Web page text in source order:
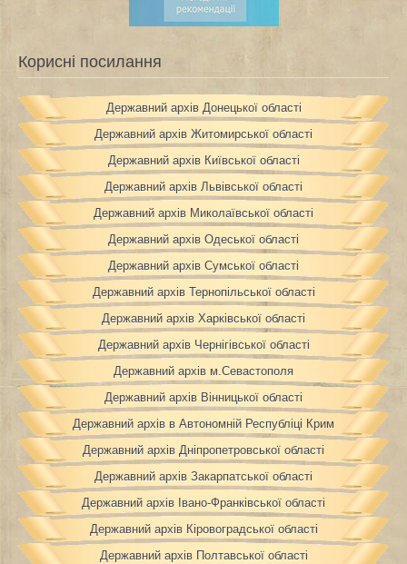
Корисні посилання
Державний архів Донецької області
Державний архів Житомирської області
Державний архів Київської області
Державний архів Львівської області
Державний архів Миколаївської області
Державний архів Одеської області
Державний архів Сумської області
Державний архів Тернопільської області
Державний архів Харківської області
Державний архів Чернігівської області
Державний архів м.Севастополя
Державний архів Вінницької області
Державний архів в Автономній Республіці Крим
Державний архів Дніпропетровської області
Державний архів Закарпатської області
Державний архів Івано-Франківської області
Державний архів Кіровоградської області
Державний архів Полтавської області